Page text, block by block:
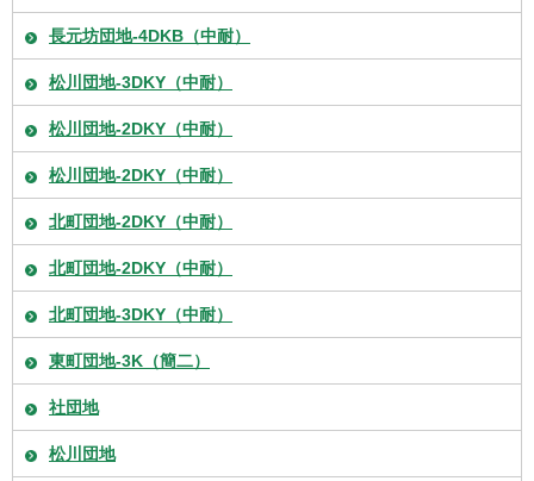
長元坊団地-4DKB（中耐）
松川団地-3DKY（中耐）
松川団地-2DKY（中耐）
松川団地-2DKY（中耐）
北町団地-2DKY（中耐）
北町団地-2DKY（中耐）
北町団地-3DKY（中耐）
東町団地-3K（簡二）
社団地
松川団地